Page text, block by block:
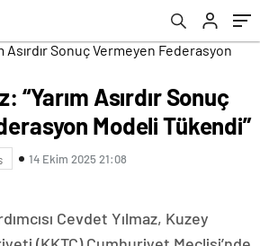
“Yarım Asırdır Sonuç
Modeli Tükendi”
14 Ekim 2025 21:08
Cevdet Yılmaz, Kuzey